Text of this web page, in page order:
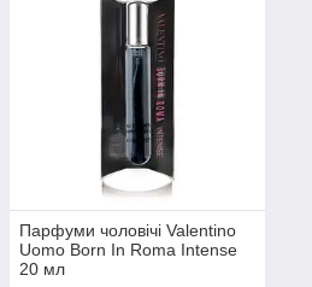
Парфуми чоловічі Valentino
Uomo Born In Roma Intense
20 мл